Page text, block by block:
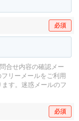
必須
合せ内容の確認メー
リーメールをご利用
す。 迷惑メールのフ
必須